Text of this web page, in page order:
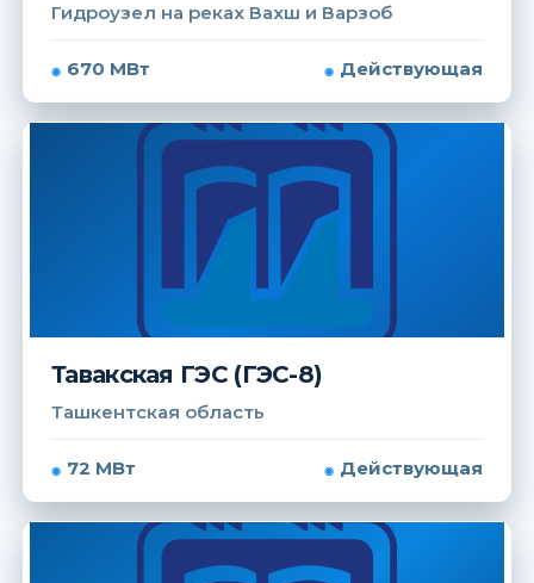
Гидроузел на реках Вахш и Варзоб
670 МВт Действующая
Тавакская ГЭС (ГЭС-8)
Ташкентская область
72 МВт Действующая